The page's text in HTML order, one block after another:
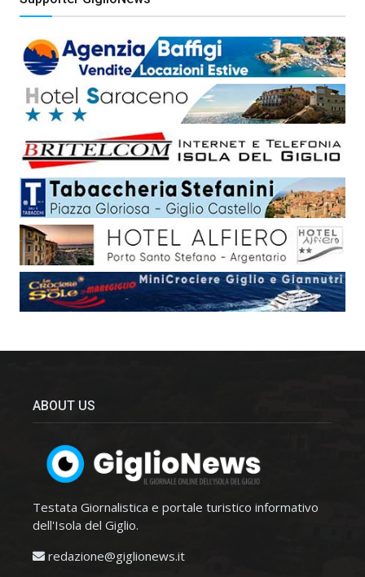
ABOUT US
Testata Giornalistica e portale turistico informativo
dell'Isola del Giglio.
redazione@giglionews.it